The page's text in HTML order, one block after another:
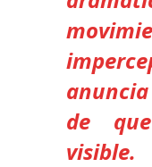
de
visible.